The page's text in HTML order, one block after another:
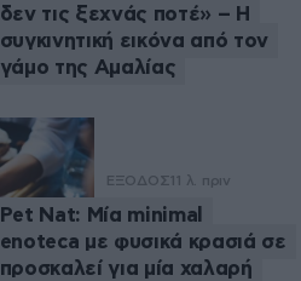
δεν τις ξεχνάς ποτέ» – Η
συγκινητική εικόνα από τον
γάμο της Αμαλίας
ΕΞΟΔΟΣ 11 λ. πριν
Pet Nat: Μία minimal
enoteca με φυσικά κρασιά σε
προσκαλεί για μία χαλαρή